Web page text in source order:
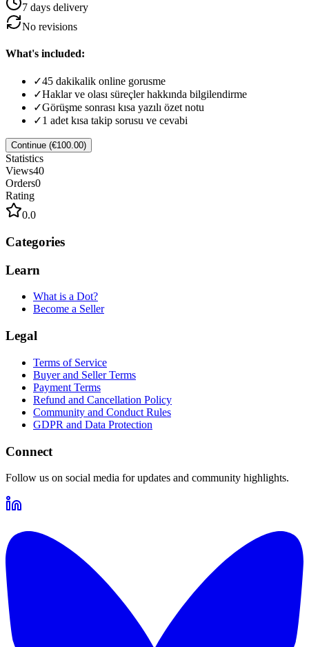
7 days delivery
No revisions
What's included:
✓45 dakikalik online gorusme
✓Haklar ve olası süreçler hakkında bilgilendirme
✓Görüşme sonrası kısa yazılı özet notu
✓1 adet kısa takip sorusu ve cevabi
Continue (€100.00)
Statistics
Views40
Orders0
Rating
0.0
Categories
Learn
What is a Dot?
Become a Seller
Legal
Terms of Service
Buyer and Seller Terms
Payment Terms
Refund and Cancellation Policy
Community and Conduct Rules
GDPR and Data Protection
Connect
Follow us on social media for updates and community highlights.